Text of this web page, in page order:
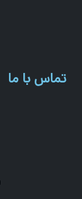
تماس با ما